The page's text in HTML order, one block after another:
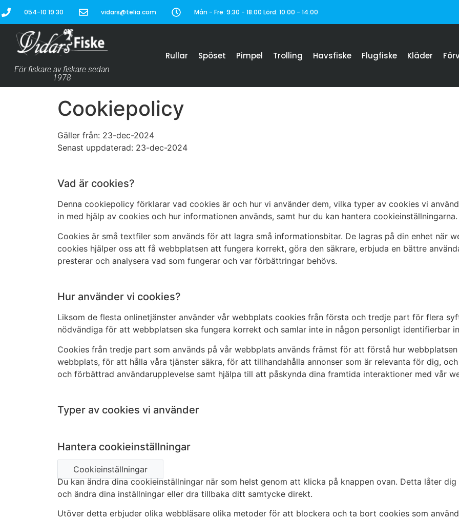
054-10 19 30 vidars@telia.com Mån - Fre: 9:30 - 18:00 Lörd: 10:00 - 14:00
För fiskare av fiskare sedan
1978
Rullar Spöset Pimpel Trolling Havsfiske Flugfiske Kläder
Cookiepolicy
Gäller från: 23-dec-2024
Senast uppdaterad: 23-dec-2024
Vad är cookies?
Denna cookiepolicy förklarar vad cookies är och hur vi använder dem, vilka typer av cookies vi
in med hjälp av cookies och hur informationen används, samt hur du kan hantera cookieinställningarna.
Cookies är små textfiler som används för att lagra små informationsbitar. De lagras på din enhet när
cookies hjälper oss att få webbplatsen att fungera korrekt, göra den säkrare, erbjuda en bättre
presterar och analysera vad som fungerar och var förbättringar behövs.
Hur använder vi cookies?
Liksom de flesta onlinetjänster använder vår webbplats cookies från första och tredje part för flera
nödvändiga för att webbplatsen ska fungera korrekt och samlar inte in någon personligt identifierbar
Cookies från tredje part som används på vår webbplats används främst för att förstå hur
webbplats, för att hålla våra tjänster säkra, för att tillhandahålla annonser som är relevanta för dig,
och förbättrad användarupplevelse samt hjälpa till att påskynda dina framtida interaktioner med vår
Typer av cookies vi använder
Hantera cookieinställningar
Cookieinställningar
Du kan ändra dina cookieinställningar när som helst genom att klicka på knappen ovan. Detta låter
och ändra dina inställningar eller dra tillbaka ditt samtycke direkt.
Utöver detta erbjuder olika webbläsare olika metoder för att blockera och ta bort cookies som